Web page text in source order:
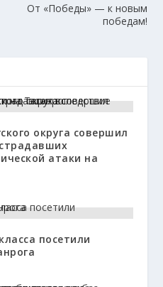
От «Победы» — к новым
победам!
округа совершил
атаки на
посетили